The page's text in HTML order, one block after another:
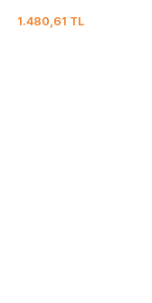
1.480,61 TL